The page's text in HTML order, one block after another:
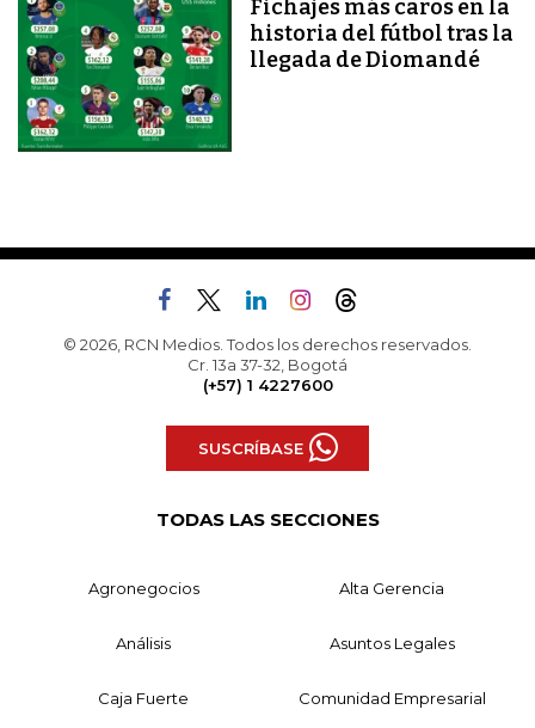
Fichajes más caros en la
historia del fútbol tras la
llegada de Diomandé
© 2026, RCN Medios. Todos los derechos reservados.
Cr. 13a 37-32, Bogotá
(+57) 1 4227600
SUSCRÍBASE
TODAS LAS SECCIONES
Agronegocios Alta Gerencia
Análisis Asuntos Legales
Caja Fuerte Comunidad Empresarial